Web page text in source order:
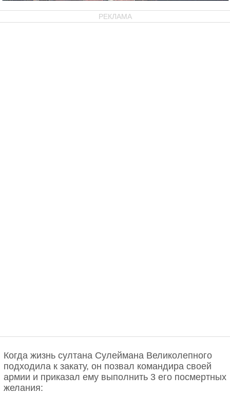
РЕКЛАМА
Когда жизнь султана Сулеймана Великолепного
подходила к закату, он позвал командира своей
армии и приказал ему выполнить 3 его посмертных
желания: